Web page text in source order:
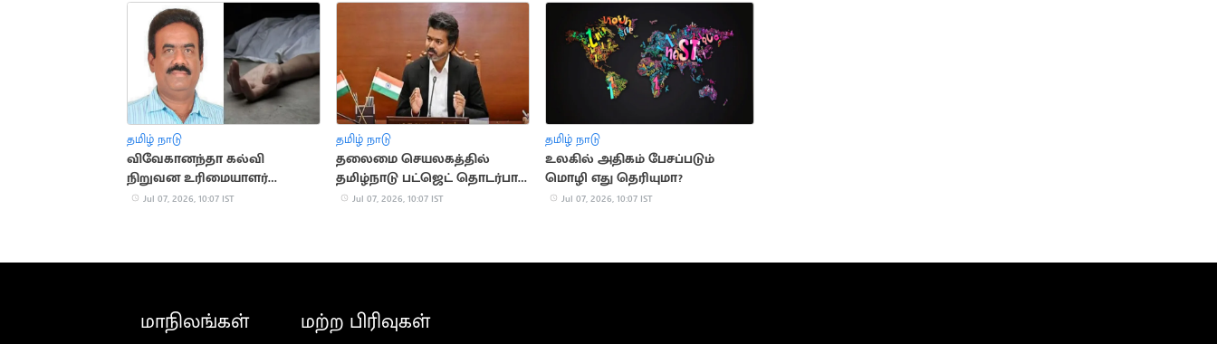
தமிழ் நாடு
விவேகானந்தா கல்வி
நிறுவன உரிமையாளர்
ரயிலில் பாய்ந்து தற்கொலை
Jul 07, 2026, 10:07 IST
தமிழ் நாடு
தலைமை செயலகத்தில்
தமிழ்நாடு பட்ஜெட் தொடர்பாக
முதலமைச்சர் விஜய்
Jul 07, 2026, 10:07 IST
தமிழ் நாடு
உலகில் அதிகம் பேசப்படும்
மொழி எது தெரியுமா?
Jul 07, 2026, 10:07 IST
மாநிலங்கள் மற்ற பிரிவுகள்